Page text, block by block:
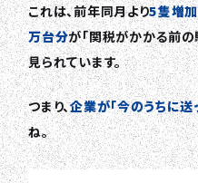
これは、前年同月より5隻増加
万台分が「関税がかかる前
見られています。
つまり、企業が「今のうちに送
ね。